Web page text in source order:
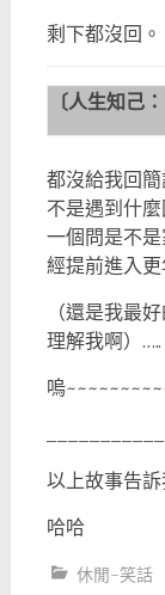
剩下都沒回。
〔人生知己：
都沒給我回
不是遇到什麼
一個問是不
經提前進入更
（還是我最
理解我啊）…..
嗚
以上故事告
哈哈
休閒-笑話